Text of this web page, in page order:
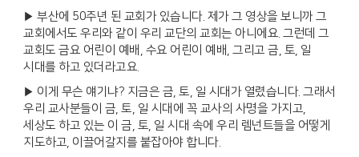
▶ 부산에 50주년 된 교회가 있습니다. 제가 그 영상을 보니까 그
교회에서도 우리와 같이 우리 교단의 교회는 아니에요. 그런데 그
교회도 금요 어린이 예배, 수요 어린이 예배, 그리고 금, 토, 일
시대를 하고 있더라고요.
▶ 이게 무슨 얘기냐? 지금은 금, 토, 일 시대가 열렸습니다. 그래서
우리 교사분들이 금, 토, 일 시대에 꼭 교사의 사명을 가지고,
세상도 하고 있는 이 금, 토, 일 시대 속에 우리 렘넌트들을 어떻게
지도하고, 이끌어갈지를 붙잡아야 합니다.